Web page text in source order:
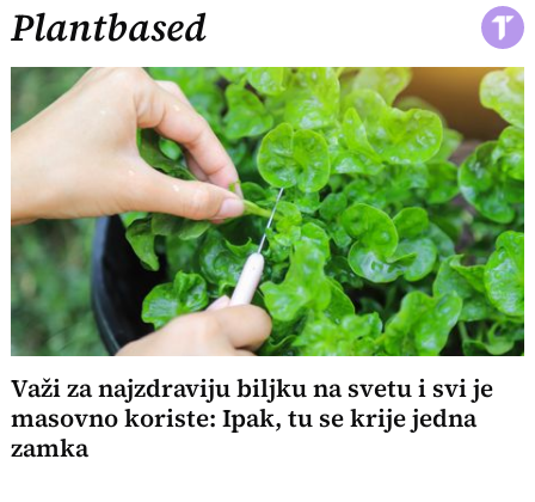
Plantbased
Važi za najzdraviju biljku na svetu i svi je
masovno koriste: Ipak, tu se krije jedna
zamka